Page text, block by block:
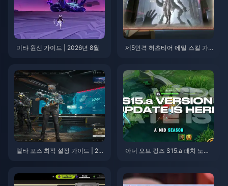
미탸 원신 가이드 | 2026년 8월
제5인격 허츠티어 에밀 스킬 가
델타 포스 최적 설정 가이드 | 20
아너 오브 킹즈 S15.a 패치 노트 |